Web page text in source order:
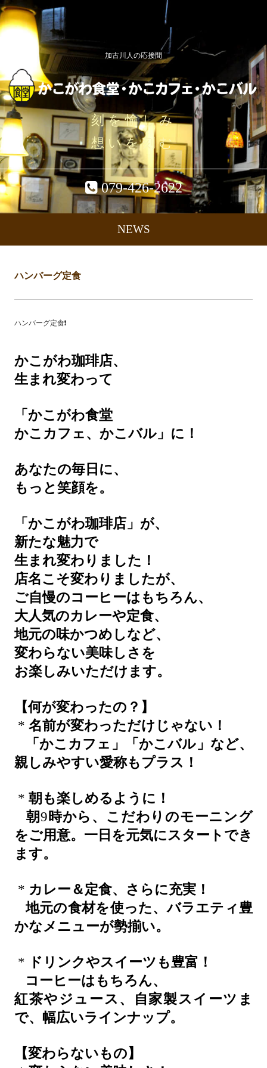
加古川人の応接間
刻を愉しみ
想いを刻む
079-426-2622
NEWS
ハンバーグ定食
ハンバーグ定食❗️
かこがわ珈琲店、
生まれ変わって
「かこがわ食堂
かこカフェ、かこバル」に！
あなたの毎日に、
もっと笑顔を。
「かこがわ珈琲店」が、
新たな魅力で
生まれ変わりました！
店名こそ変わりましたが、
ご自慢のコーヒーはもちろん、
大人気のカレーや定食、
地元の味かつめしなど、
変わらない美味しさを
お楽しみいただけます。
【何が変わったの？】
* 名前が変わっただけじゃない！
「かこカフェ」「かこバル」など、
親しみやすい愛称もプラス！
* 朝も楽しめるように！
朝9 時から、こだわりのモーニング
をご用意。一日を元気にスタートでき
ます。
* カレー＆定食、さらに充実！
地元の食材を使った、バラエティ豊
かなメニューが勢揃い。
*
ドリンクやスイーツも豊富！
コーヒーはもちろん、
紅茶やジュース、自家製スイーツま
で、幅広いラインナップ。
【変わらないもの】